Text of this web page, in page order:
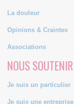
La douleur
Opinions & Craintes
Associations
NOUS SOUTENIR
Je suis un particulier
Je suis une entreprise